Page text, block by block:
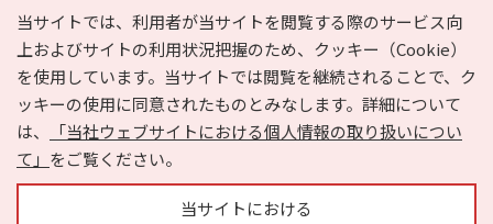
PAGE TOP
当サイトでは、利用者が当サイトを閲覧する際のサービス向
上およびサイトの利用状況把握のため、クッキー（Cookie）
を使用しています。当サイトでは閲覧を継続されることで、ク
ッキーの使用に同意されたものとみなします。詳細について
は、
「当社ウェブサイトにおける個人情報の取り扱いについ
て」 をご覧ください。
当サイトにおける
e-NAVITA（イーナビタ）とは？ お気に入り
ヘルプ
利用規約
個人情報の取り扱いについて
運営会社
サイトマップ
広告掲載に関するお問い合わせ